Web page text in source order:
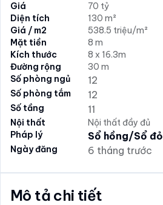
Giá
70 tỷ
Diện tích
130 m²
Giá / m2
538.5 triệu/m²
Mặt tiền
8 m
Kích thước
8 x 16.3m
Đường rộng
30 m
Số phòng ngủ
12
Số phòng tắm 12
Số tầng 11
Nội thất
Nội thất đầy đủ
Pháp lý
Sổ hồng/Sổ đỏ
Ngày đăng 6 tháng trước
Mô tả chi tiết